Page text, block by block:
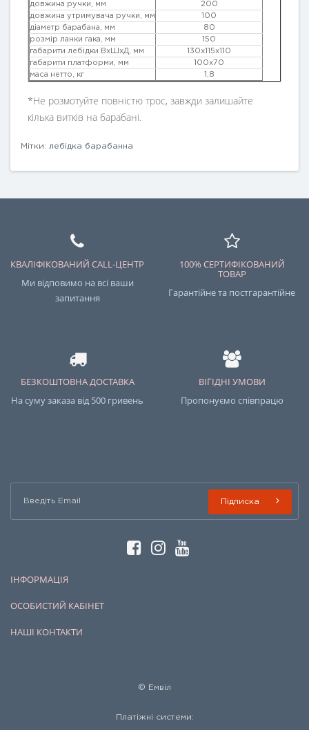
довжина ручки, мм
200
довжина утримувача ручки, мм
100
діаметр барабана, мм
80
розмір ланки гака, мм
150
габарити лебідки ВхШхД, мм
130х115х110
габарити платформи, мм
100х70
маса нетто, кг
1,8
*Не розмотуйте повністю трос, завжди залишайте
кілька витків на барабані.
Мітки: лебідка барабанна
КВАЛІФІКОВАНИЙ CALL-ЦЕНТР
Ми відповимо на всі ваши
запитання
100% СЕРТИФІКОВАНИЙ
ТОВАР
Гарантійне та постгарантійне
БЕЗКОШТОВНА ДОСТАВКА
На суму заказа від 500 гривень
ВІГІДНІ УМОВИ
Пропонуємо співпрацю
Підписка
ІНФОРМАЦІЯ
ОСОБИСТИЙ КАБІНЕТ
НАШІ КОНТАКТИ
© Емвіл
Платіжні системи: